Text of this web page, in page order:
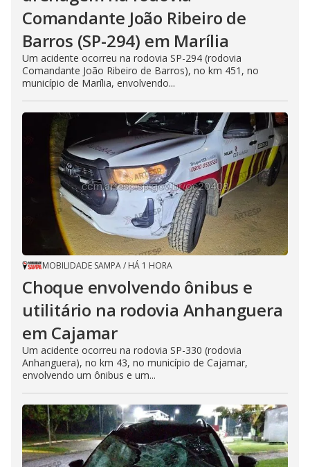
Comandante João Ribeiro de
Barros (SP-294) em Marília
Um acidente ocorreu na rodovia SP-294 (rodovia
Comandante João Ribeiro de Barros), no km 451, no
município de Marília, envolvendo...
MOBILIDADE SAMPA/ HÁ 1 HORA
Choque envolvendo ônibus e
utilitário na rodovia Anhanguera
em Cajamar
Um acidente ocorreu na rodovia SP-330 (rodovia
Anhanguera), no km 43, no município de Cajamar,
envolvendo um ônibus e um...